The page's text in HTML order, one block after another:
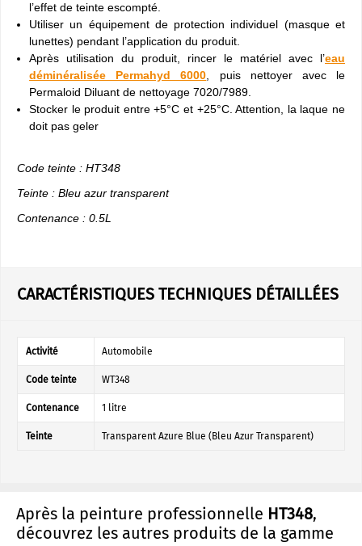
l’effet de teinte escompté.
Utiliser un équipement de protection individuel (masque et
lunettes) pendant l’application du produit.
Après utilisation du produit, rincer le matériel avec l’eau
déminéralisée Permahyd 6000 , puis nettoyer avec le
Permaloid Diluant de nettoyage 7020/7989.
Stocker le produit entre +5°C et +25°C. Attention, la laque ne
doit pas geler
Code teinte : HT348
Teinte : Bleu azur transparent
Contenance : 0.5L
CARACTÉRISTIQUES TECHNIQUES DÉTAILLÉES
Activité Automobile
Code teinte WT348
Contenance 1 litre
Teinte Transparent Azure Blue (Bleu Azur Transparent)
Après la peinture professionnelle HT348,
découvrez les autres produits de la gamme